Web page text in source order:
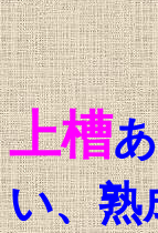
上槽
い、熟